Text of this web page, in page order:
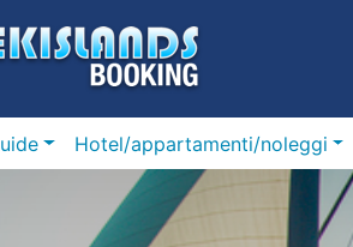
Guide Hotel/appartamenti/noleggi